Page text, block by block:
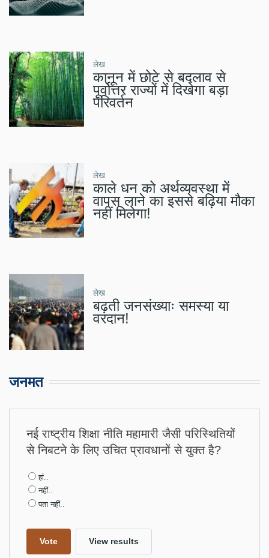
लेख
कानून में छोटे से बदलाव से
पूर्वोत्तर राज्यों में दिखेगा बड़ा
परिवर्तन
लेख
काले धन को अर्थव्यवस्था में
वापस लाने का इससे बढ़िया मौका
नहीं मिलेगा!
लेख
बढ़ती जनसंख्याः समस्या या
वरदान!
जनमत
नई राष्ट्रीय शिक्षा नीति महामारी जैसी परिस्थितियों
से निबटने के लिए उचित प्रावधानों से युक्त है?
Choices
हां..
नहीं..
पता नहीं..